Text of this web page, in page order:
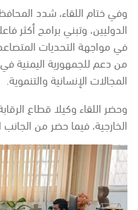
وفي ختام اللقاء، شدد
الدوليين، وتبني برامج أكثر
في مواجهة التحديات
من دعم للجمهورية اليمنية
المجالات الإنسانية والتنموية.
وحضر اللقاء وكيلا قطاع
الخارجية، فيما حضر من